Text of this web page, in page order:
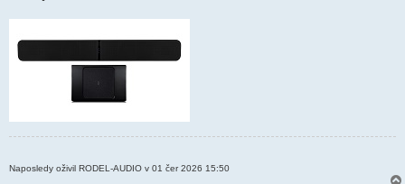
Naposledy oživil RODEL-AUDIO v 01 čer 2026 15:50